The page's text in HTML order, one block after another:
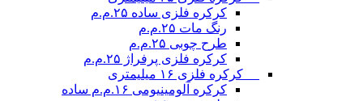
کرکره فلزی ساده ۲۵.م.م
رنگ مات ۲۵.م.م
طرح چوبی ۲۵.م.م
کرکره فلزی پرفراژ ۲۵.م.م
__ کرکره فلزی ۱۶ میلیمتری
کرکره آلومینیومی ۱۶.م.م ساده